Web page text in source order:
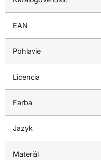
EAN
Pohlavie
Licencia
Farba
Jazyk
Materiál